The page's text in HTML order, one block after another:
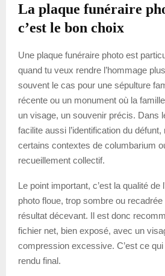
La plaque funéraire
c’est le bon choix
Une plaque funéraire photo est
quand tu veux rendre l’hommage
souvent le cas pour une sépulture
récente ou un monument où la
un visage, un souvenir précis. Dans
facilite aussi l’identification du
certains contextes de columbarium
recueillement collectif.
Le point important, c’est la qualité de
photo floue, trop sombre ou
résultat décevant. Il est donc
fichier net, bien exposé, avec un
compression excessive. C’est ce
rendu final.